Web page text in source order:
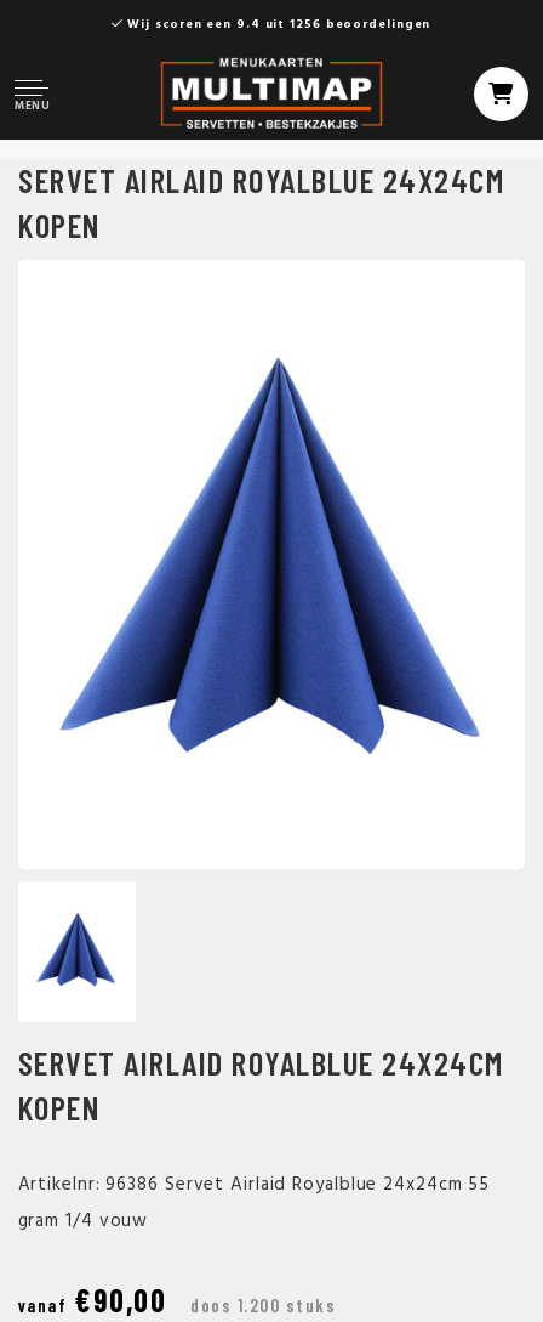
Wij scoren een 9.4 uit 1256 beoordelingen
MENU
SERVET AIRLAID ROYALBLUE 24X24CM
KOPEN
SERVET AIRLAID ROYALBLUE 24X24CM
KOPEN
Artikelnr: 96386 Servet Airlaid Royalblue 24x24cm 55
gram 1/4 vouw
vanaf €90,00 doos 1.200 stuks